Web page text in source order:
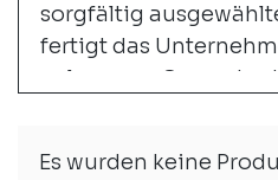
sorgfältig
fertigt das
gelungene
Es wurden keine